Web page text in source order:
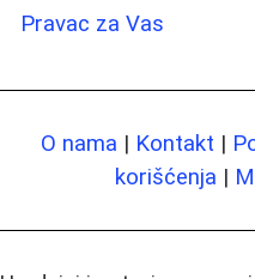
Pravac za Vas
O nama | Kontakt |
korišćenja |